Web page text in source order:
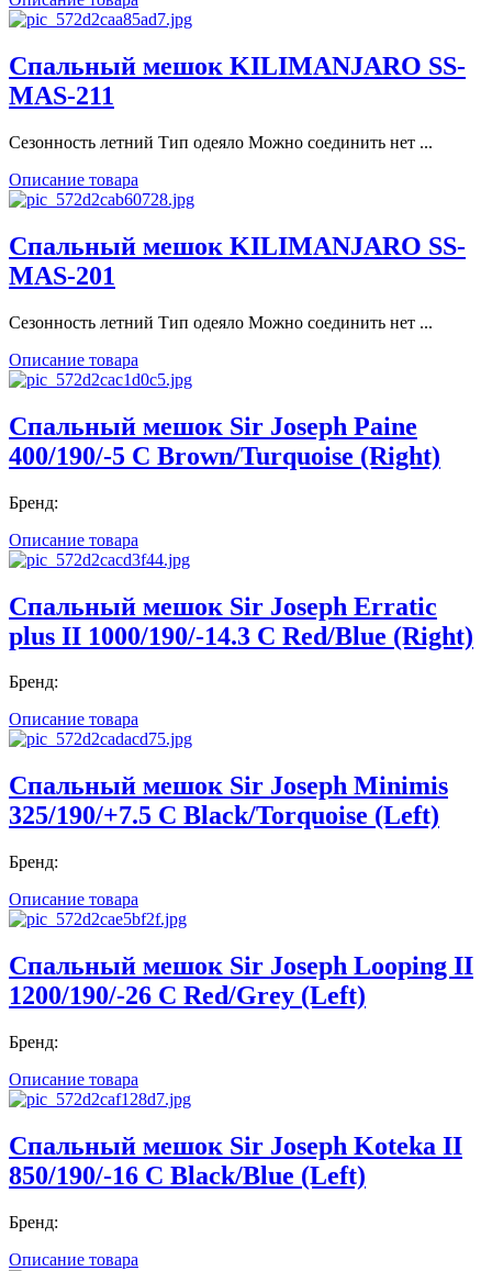
Спальный мешок KILIMANJARO SS-
MAS-211
Сезонность летний Тип одеяло Можно соединить нет ...
Описание товара
Спальный мешок KILIMANJARO SS-
MAS-201
Сезонность летний Тип одеяло Можно соединить нет ...
Описание товара
Спальный мешок Sir Joseph Paine
400/190/-5 C Brown/Turquoise (Right)
Бренд:
Описание товара
Спальный мешок Sir Joseph Erratic
plus II 1000/190/-14.3 C Red/Blue (Right)
Бренд:
Описание товара
Спальный мешок Sir Joseph Minimis
325/190/+7.5 C Black/Torquoise (Left)
Бренд:
Описание товара
Спальный мешок Sir Joseph Looping II
1200/190/-26 C Red/Grey (Left)
Бренд:
Описание товара
Спальный мешок Sir Joseph Koteka II
850/190/-16 C Black/Blue (Left)
Бренд:
Описание товара